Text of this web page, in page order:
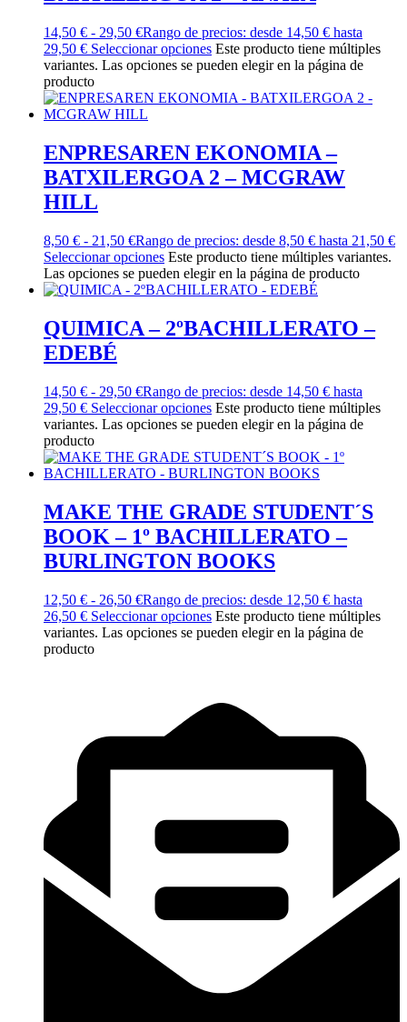
14,50 € - 29,50 €Rango de precios: desde 14,50 € hasta
29,50 € Seleccionar opciones Este producto tiene múltiples
variantes. Las opciones se pueden elegir en la página de
producto
ENPRESAREN EKONOMIA –
BATXILERGOA 2 – MCGRAW
HILL
8,50 € - 21,50 €Rango de precios: desde 8,50 € hasta 21,50 €
Seleccionar opciones Este producto tiene múltiples variantes.
Las opciones se pueden elegir en la página de producto
QUIMICA – 2ºBACHILLERATO –
EDEBÉ
14,50 € - 29,50 €Rango de precios: desde 14,50 € hasta
29,50 € Seleccionar opciones Este producto tiene múltiples
variantes. Las opciones se pueden elegir en la página de
producto
MAKE THE GRADE STUDENT´S
BOOK – 1º BACHILLERATO –
BURLINGTON BOOKS
12,50 € - 26,50 €Rango de precios: desde 12,50 € hasta
26,50 € Seleccionar opciones Este producto tiene múltiples
variantes. Las opciones se pueden elegir en la página de
producto